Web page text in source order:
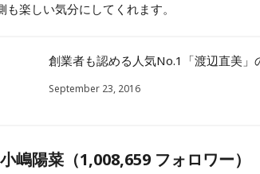
も楽しい気分にしてくれます。
創業者も認める人気No.1「渡辺直美」
September 23, 2016
嶋陽菜（1,008,659 フォロワー）